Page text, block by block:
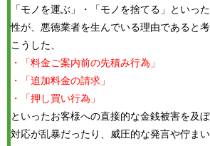
「モノを運ぶ」・「モノを捨てる」といっ
性が、悪徳業者を生んでいる理由であると
こうした、
・「料金ご案内前の先積み行為」
・「追加料金の請求」
・「押し買い行為」
といったお客様への直接的な金銭被害を及
対応が乱暴だったり、威圧的な発言や佇ま